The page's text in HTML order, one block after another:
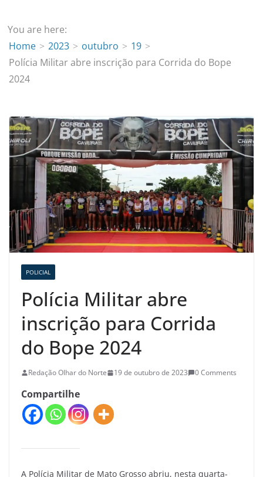
You are here:
Home
2023 outubro
19
Polícia Militar abre inscrição para Corrida do Bope
2024
POLICIAL
Polícia Militar abre
inscrição para Corrida
do Bope 2024
Redação Olhar do Norte 19 de outubro de 2023 0 Comments
Compartilhe
A Polícia Militar de Mato Grosso abriu, nesta quarta-